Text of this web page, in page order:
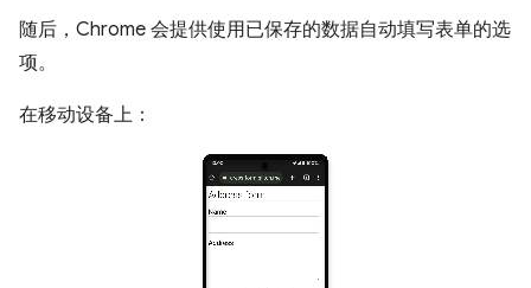
随后，Chrome 会提供使用已保存的数据自动填写表单的选
项。
在移动设备上：